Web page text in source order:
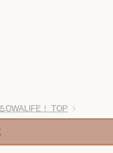
OWALIFE！ TOP